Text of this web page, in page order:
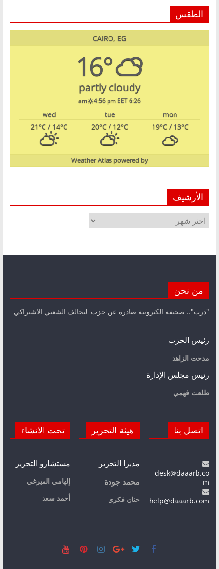
الطقس
CAIRO, EG
16°
partly cloudy
6:26 am
4:56 pm EET
mon
tue
wed
19°C/ 13°C
20°C / 12°C
21°C / 14°C
powered by
Weather Atlas
الأرشيف
الأرشيف
من نحن
"درب".. صحيفة الكترونية صادرة عن حزب التحالف الشعبي الاشتراكي
رئيس الحزب
مدحت الزاهد
رئيس مجلس الإدارة
طلعت فهمي
اتصل بنا
desk@daaarb.co
m
help@daaarb.com
هيئة التحرير
مديرا التحرير
محمد جودة
حنان فكري
تحت الانشاء
مستشارو التحرير
إلهامي الميرغي
أحمد سعد